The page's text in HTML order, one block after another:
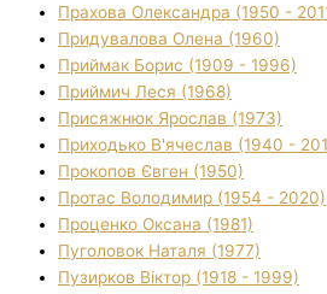
Прахова Олександра (1950 -
Придувалова Олена (1960)
Приймак Борис (1909 - 1996)
Приймич Леся (1968)
Присяжнюк Ярослав (1973)
Приходько В'ячеслав (1940 -
Прокопов Євген (1950)
Протас Володимир (1954 - 2020)
Проценко Оксана (1981)
Пуголовок Наталя (1977)
Пузирков Віктор (1918 - 1999)